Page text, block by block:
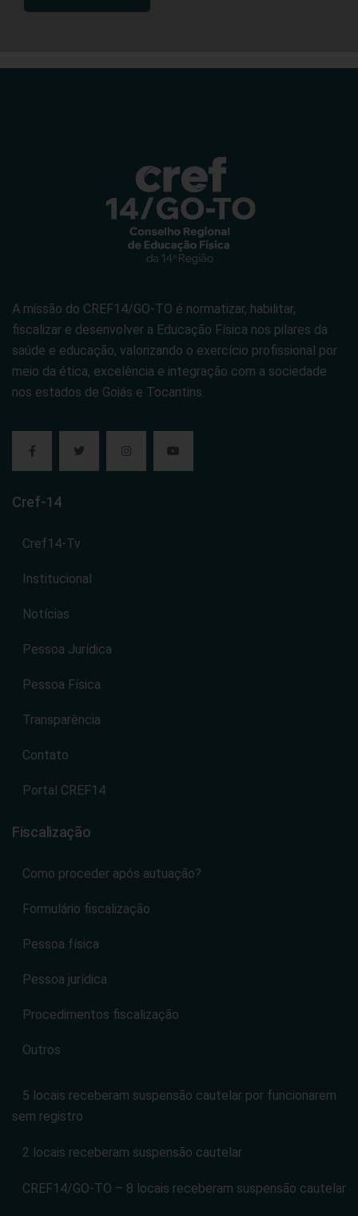
A missão do CREF14/GO-TO é normatizar, habilitar,
fiscalizar e desenvolver a Educação Física nos pilares da
saúde e educação, valorizando o exercício profissional por
meio da ética, excelência e integração com a sociedade
nos estados de Goiás e Tocantins.
Cref-14
Cref14-Tv
Institucional
Notícias
Pessoa Jurídica
Pessoa Física
Transparência
Contato
Portal CREF14
Fiscalização
Como proceder após autuação?
Formulário fiscalização
Pessoa física
Pessoa jurídica
Procedimentos fiscalização
Outros
5 locais receberam suspensão cautelar por funcionarem
sem registro
2 locais receberam suspensão cautelar
CREF14/GO-TO – 8 locais receberam suspensão cautelar